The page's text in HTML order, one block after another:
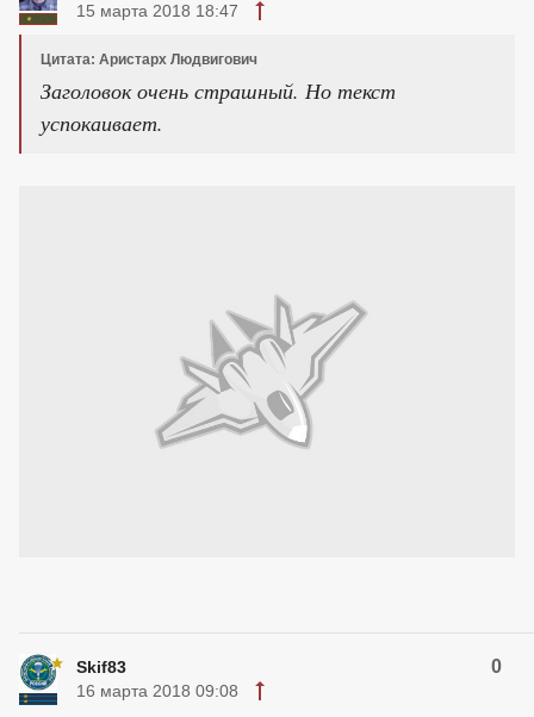
15 марта 2018 18:47
Цитата: Аристарх Людвигович
Заголовок очень страшный. Но текст
успокаивает.
Skif83 0
16 марта 2018 09:08